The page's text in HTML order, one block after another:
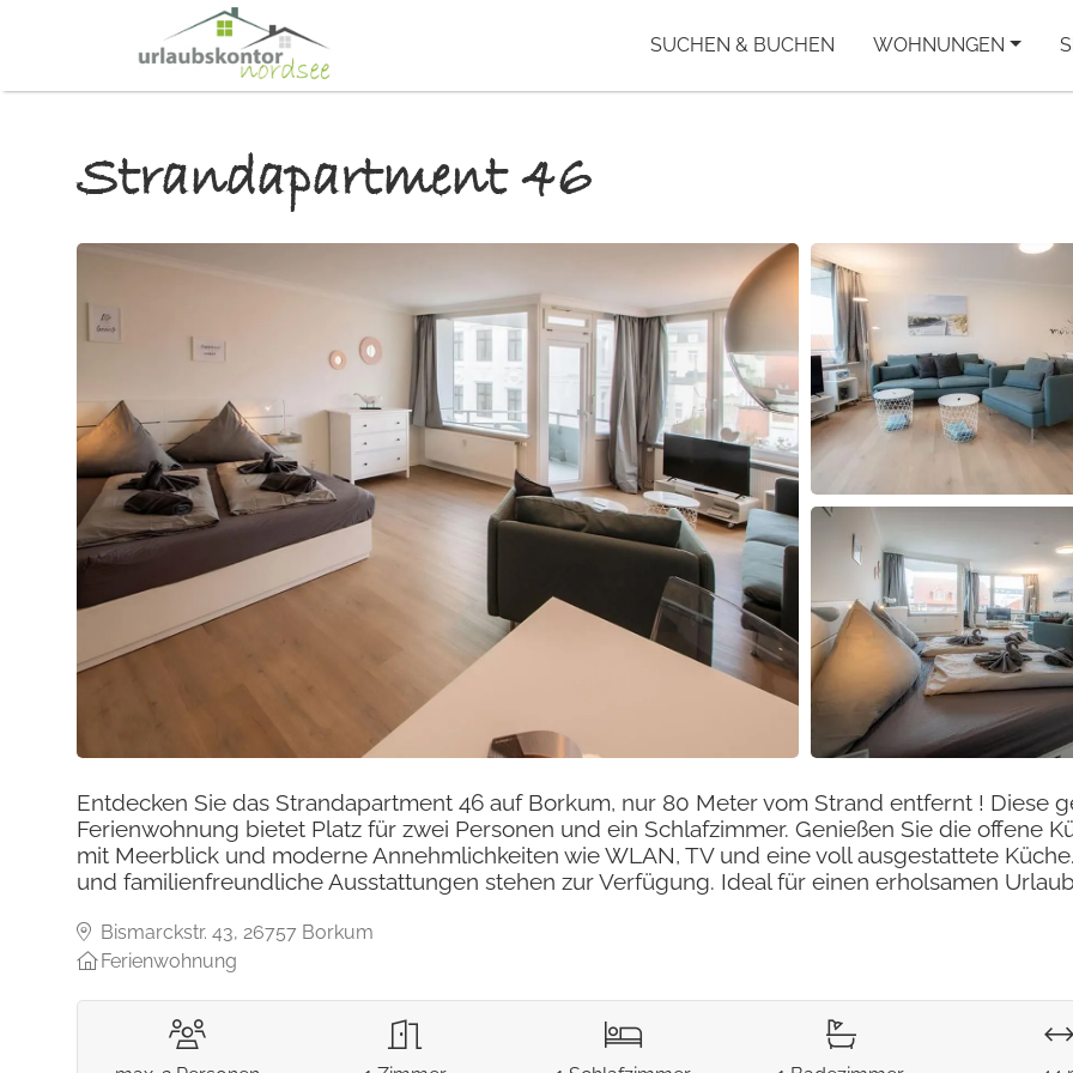
SUCHEN & BUCHEN WOHNUNGEN
Strandapartment 46
Entdecken Sie das Strandapartment 46 auf Borkum, nur 80 Meter vom Strand entfernt ! Diese
Ferienwohnung bietet Platz für zwei Personen und ein Schlafzimmer. Genießen Sie die offene
mit Meerblick und moderne Annehmlichkeiten wie WLAN, TV und eine voll ausgestattete
und familienfreundliche Ausstattungen stehen zur Verfügung. Ideal für einen erholsamen
Bismarckstr. 43, 26757 Borkum
Ferienwohnung